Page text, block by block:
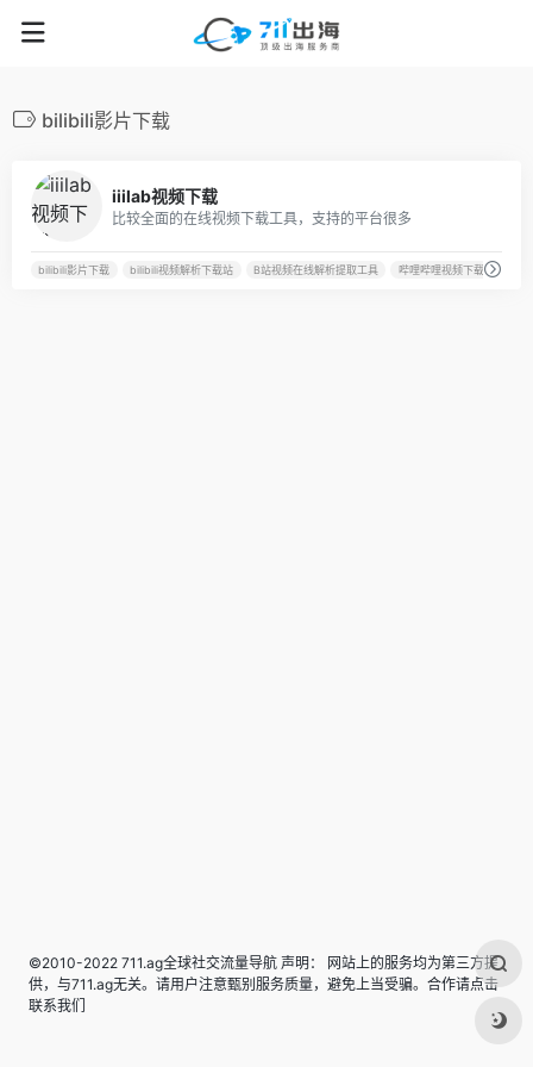
bilibili影片下载
iiilab视频下载
比较全面的在线视频下载工具，支持的平台很多
bilibili影片下载 bilibili视频解析下载站 B站视频在线解析提取工具 哔哩哔哩视频下载
©2010-2022 711.ag全球社交流量导航 声明： 网站上的服务均为第三方提
供，与711.ag无关。请用户注意甄别服务质量，避免上当受骗。合作请点击
联系我们